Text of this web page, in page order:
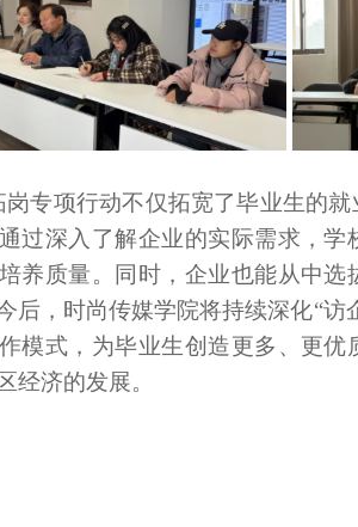
岗专项行动不仅拓宽了毕业生的
过深入了解企业的实际需求，
养质量。同时，企业也能从中
后，时尚传媒学院将持续深化“访
模式，为毕业生创造更多、更
经济的发展。